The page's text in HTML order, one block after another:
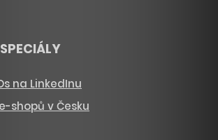
na LinkedInu
shopů v Česku